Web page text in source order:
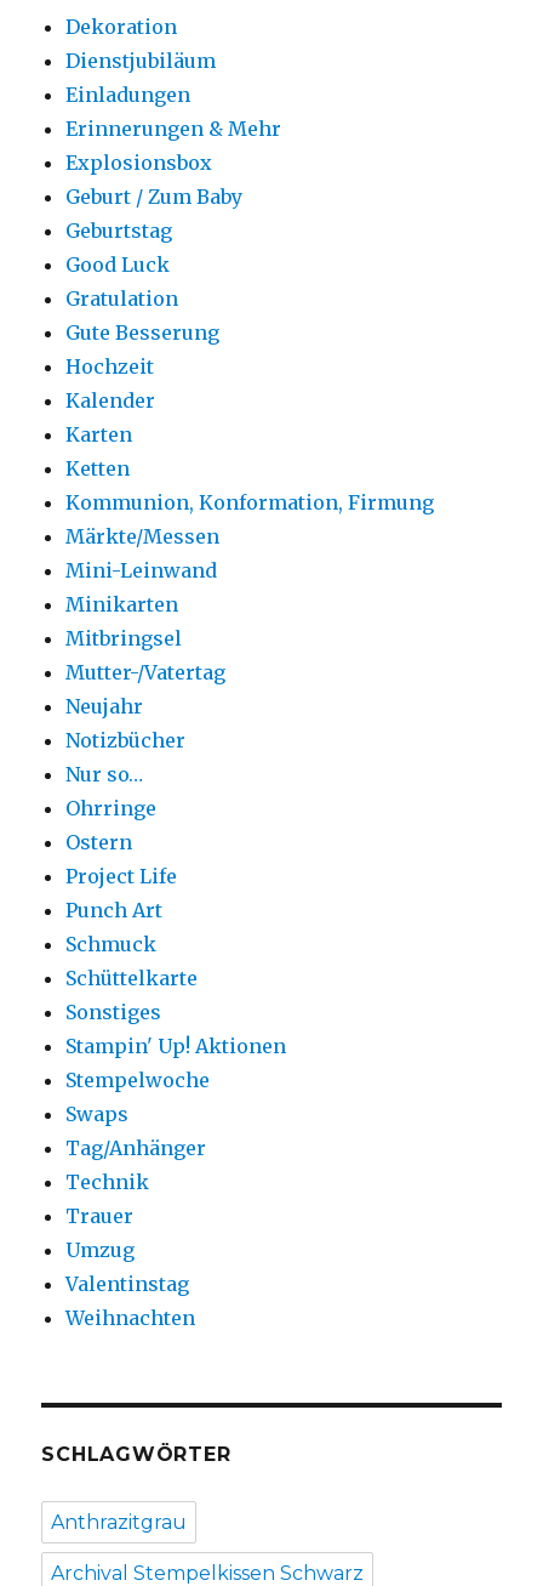
Dekoration
Dienstjubiläum
Einladungen
Erinnerungen & Mehr
Explosionsbox
Geburt / Zum Baby
Geburtstag
Good Luck
Gratulation
Gute Besserung
Hochzeit
Kalender
Karten
Ketten
Kommunion, Konformation, Firmung
Märkte/Messen
Mini-Leinwand
Minikarten
Mitbringsel
Mutter-/Vatertag
Neujahr
Notizbücher
Nur so…
Ohrringe
Ostern
Project Life
Punch Art
Schmuck
Schüttelkarte
Sonstiges
Stampin' Up! Aktionen
Stempelwoche
Swaps
Tag/Anhänger
Technik
Trauer
Umzug
Valentinstag
Weihnachten
SCHLAGWÖRTER
Anthrazitgrau
Archival Stempelkissen Schwarz